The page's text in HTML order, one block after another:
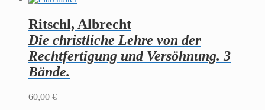
Ritschl, Albrecht
Die christliche Lehre von der
Rechtfertigung und Versöhnung. 3
Bände.
60,00 €